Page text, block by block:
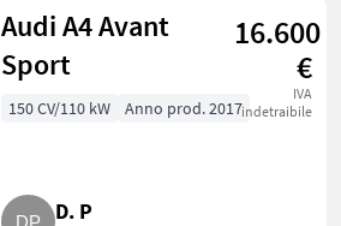
Berline
Audi A4 Avant
Sport
16.600
€
IVA
indetraibile
150 CV/110 kW Anno prod. 2017
D. P